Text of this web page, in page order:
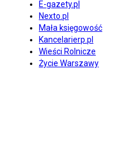
E-gazety.pl
Nexto.pl
Mała księgowość
Kancelarierp.pl
Wieści Rolnicze
Życie Warszawy